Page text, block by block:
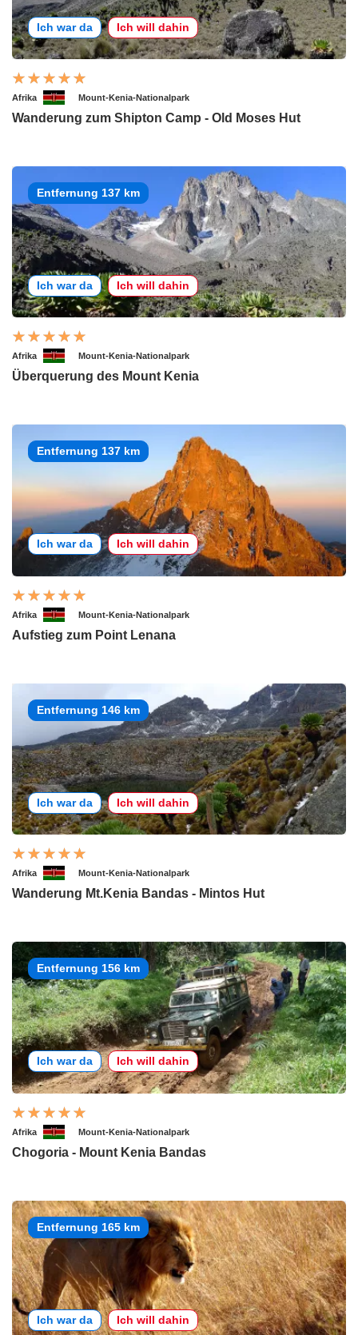
Ich war da Ich will dahin
Afrika Mount-Kenia-Nationalpark
Wanderung zum Shipton Camp - Old Moses Hut
Entfernung 137 km
Ich war da Ich will dahin
Afrika Mount-Kenia-Nationalpark
Überquerung des Mount Kenia
Entfernung 137 km
Ich war da Ich will dahin
Afrika Mount-Kenia-Nationalpark
Aufstieg zum Point Lenana
Entfernung 146 km
Ich war da Ich will dahin
Afrika Mount-Kenia-Nationalpark
Wanderung Mt.Kenia Bandas - Mintos Hut
Entfernung 156 km
Ich war da Ich will dahin
Afrika Mount-Kenia-Nationalpark
Chogoria - Mount Kenia Bandas
Entfernung 165 km
Ich war da Ich will dahin